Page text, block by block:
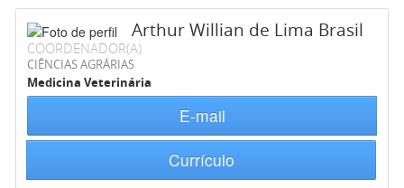
Arthur Willian de Lima Brasil
COORDENADOR(A)
CIÊNCIAS AGRÁRIAS
Medicina Veterinária
E-mail
Currículo